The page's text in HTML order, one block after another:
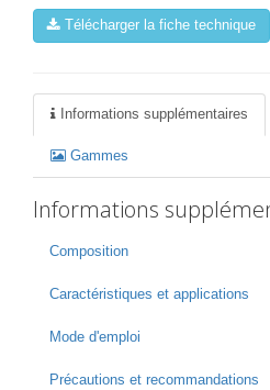
Télécharger la fiche technique
Informations supplémentaires
Gammes
Informations
Composition
Caractéristiques et applications
Mode d'emploi
Précautions et recommandations